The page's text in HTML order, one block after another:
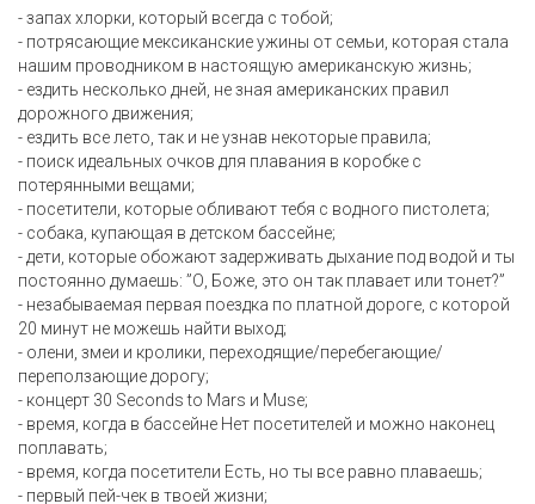
- запах хлорки, который всегда с тобой;
- потрясающие мексиканские ужины от семьи, которая стала
нашим проводником в настоящую американскую жизнь;
- ездить несколько дней, не зная американских правил
дорожного движения;
- ездить все лето, так и не узнав некоторые правила;
- поиск идеальных очков для плавания в коробке с
потерянными вещами;
- посетители, которые обливают тебя с водного пистолета;
- собака, купающая в детском бассейне;
- дети, которые обожают задерживать дыхание под водой и ты
постоянно думаешь: ”О, Боже, это он так плавает или тонет?”
- незабываемая первая поездка по платной дороге, с которой
20 минут не можешь найти выход;
- олени, змеи и кролики, переходящие/перебегающие/
переползающие дорогу;
- концерт 30 Seconds to Mars и Muse;
- время, когда в бассейне Нет посетителей и можно наконец
поплавать;
- время, когда посетители Есть, но ты все равно плаваешь;
- первый пей-чек в твоей жизни;